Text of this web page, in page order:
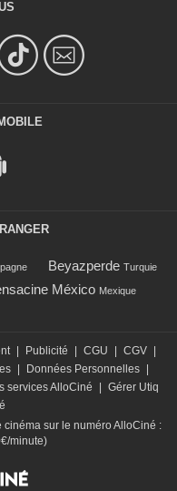
Beyazperde Turquie
México Mexique
Publicité CGU CGV
Données Personnelles
services AlloCiné
Gérer Utiq
cinéma sur le numéro AlloCiné :
minute)